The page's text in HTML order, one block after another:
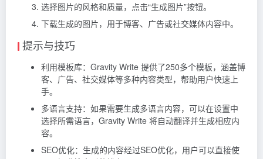
选择图片的风格和质量，点击“生成图片”按钮。
下载生成的图片，用于博客、广告或社交媒体内容中。
提示与技巧
利用模板库：Gravity Write 提供了250多个模板，涵盖博
客、广告、社交媒体等多种内容类型，帮助用户快速上
手。
多语言支持：如果需要生成多语言内容，可以在设置中
选择所需语言，Gravity Write 将自动翻译并生成相应内
容。
SEO优化：生成的内容经过SEO优化，用户可以直接使